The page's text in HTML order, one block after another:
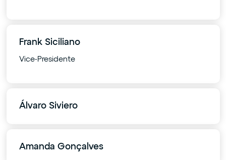
Frank Siciliano
Vice-Presidente
Álvaro Siviero
Amanda Gonçalves